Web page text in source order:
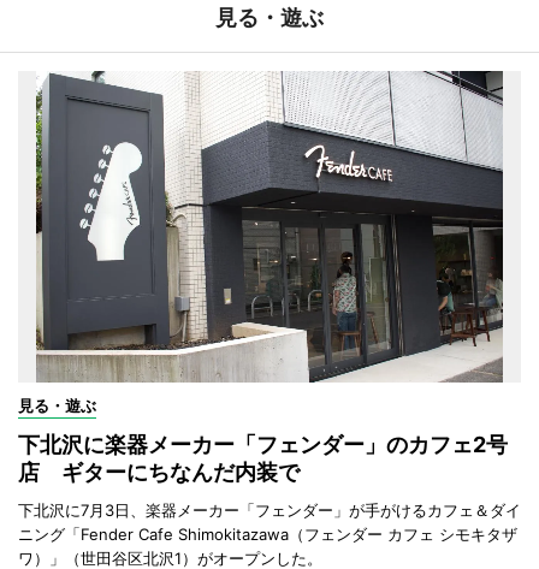
見る・遊ぶ
見る・遊ぶ
下北沢に楽器メーカー「フェンダー」のカフェ2号
店 ギターにちなんだ内装で
下北沢に7月3日、楽器メーカー「フェンダー」が手がけるカフェ＆ダイ
ニング「Fender Cafe Shimokitazawa（フェンダー カフェ シモキタザ
ワ）」（世田谷区北沢1）がオープンした。